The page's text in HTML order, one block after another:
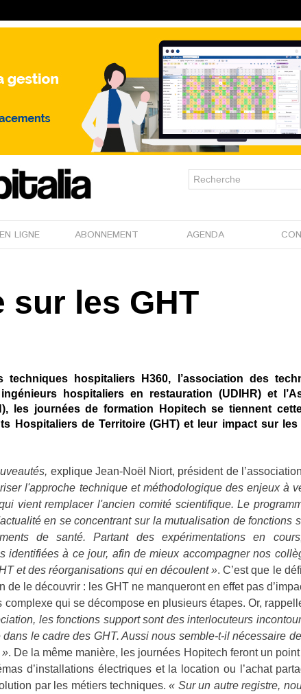
LIGNE ABONNEMENT AGENDA
sur les GHT
hospitaliers H360, l’association des
hospitaliers en restauration (UDIHR) et
les journées de formation Hopitech se tiennent
Hospitaliers de Territoire (GHT) et leur impact sur
explique Jean-Noël Niort, président de
l'approche technique et méthodologique des enjeux à
vient remplacer l'ancien comité scientifique. Le
en se concentrant sur la mutualisation de fonctions
de santé. Partant des expérimentations en
identifiées à ce jour, afin de mieux accompagner nos
et des réorganisations qui en découlent ». C’est que le
le découvrir : les GHT ne manqueront en effet pas
qui se décompose en plusieurs étapes. Or,
les fonctions support sont des interlocuteurs
le cadre des GHT. Aussi nous semble-t-il nécessaire
». De la même manière, les journées Hopitech feront un
d’installations électriques et la location ou l’achat
par les métiers techniques.« Sur un autre registre,